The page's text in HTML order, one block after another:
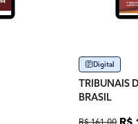
Digital
TRIBUNAIS
BRASIL
R$ 161,00